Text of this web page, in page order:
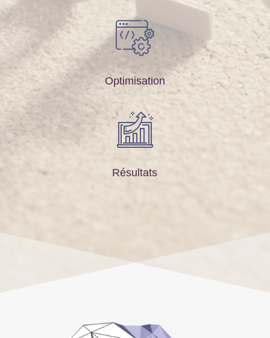
Optimisation
Résultats